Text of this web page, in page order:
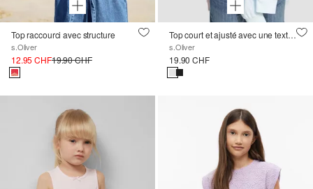
Top raccourci avec structure
s.Oliver
12.95 CHF19.90 CHF
Top court et ajusté avec une texture côtelée
s.Oliver
19.90 CHF